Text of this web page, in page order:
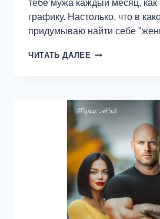
тебе мужа каждый месяц, как
графику. Настолько, что в
придумываю найти себе
ЧИТАТЬ ДАЛЕЕ ЛЮБОВЬ